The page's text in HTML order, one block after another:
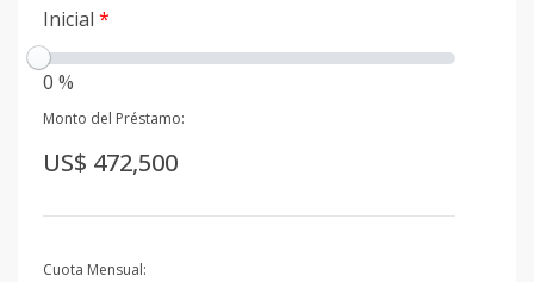
Inicial *
0 %
Monto del Préstamo:
US$ 472,500
Cuota Mensual: